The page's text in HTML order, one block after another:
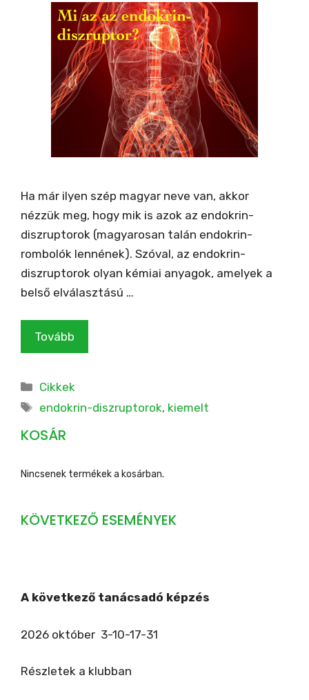
Ha már ilyen szép magyar neve van, akkor
nézzük meg, hogy mik is azok az endokrin-
diszruptorok (magyarosan talán endokrin-
rombolók lennének). Szóval, az endokrin-
diszruptorok olyan kémiai anyagok, amelyek a
belső elválasztású …
Tovább
Kategória
Cikkek
Címkék
endokrin-diszruptorok, kiemelt
KOSÁR
Nincsenek termékek a kosárban.
KÖVETKEZŐ ESEMÉNYEK
A következő tanácsadó képzés
2026 október 3-10-17-31
Részletek a klubban